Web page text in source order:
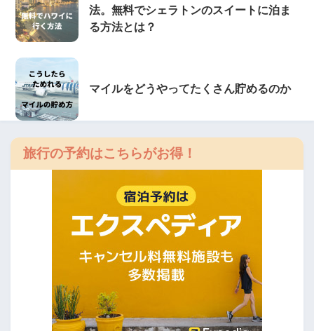
法。無料でシェラトンのスイートに泊ま
る方法とは？
マイルをどうやってたくさん貯めるのか
旅行の予約はこちらがお得！